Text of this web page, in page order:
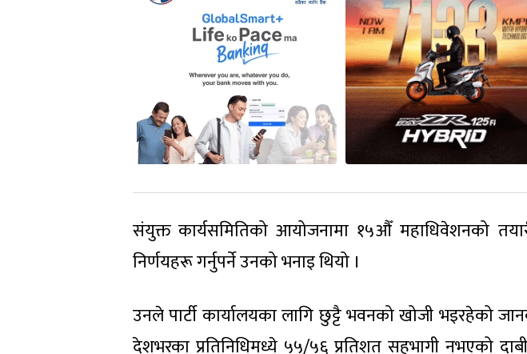
संयुक्त कार्यसमितिको आयोजनामा १५औँ महाधिवेशनको
निर्णयहरू गर्नुपर्ने उनको भनाइ थियो ।
उनले पार्टी कार्यालयका लागि छुट्टै भवनको खोजी भइरहेको
देशभरका प्रतिनिधिमध्ये ५५/५६ प्रतिशत सहभागी नभएको